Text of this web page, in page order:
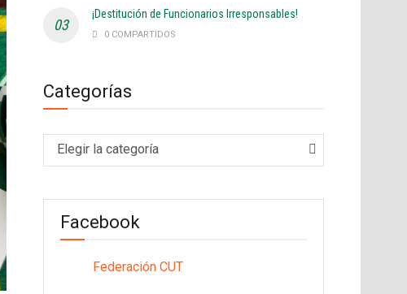
¡Destitución de Funcionarios Irresponsables!
0 COMPARTIDOS
Categorías
Categorías
Elegir la categoría
Facebook
Federación CUT